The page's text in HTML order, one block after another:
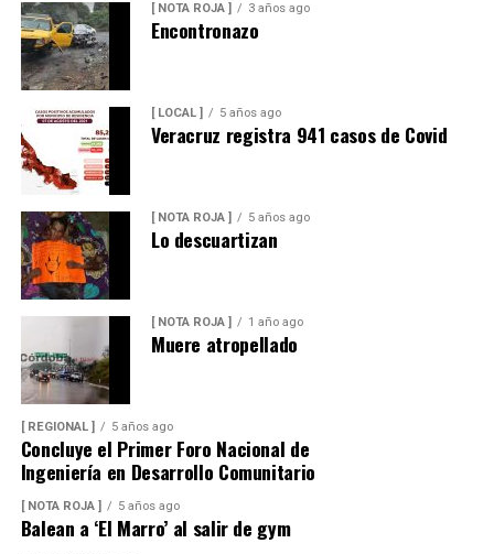
[ NOTA ROJA ] 3 años ago
Encontronazo
[ LOCAL ] 5 años ago
Veracruz registra 941 casos de Covid
[ NOTA ROJA ] 5 años ago
Lo descuartizan
[ NOTA ROJA ] 1 año ago
Muere atropellado
[ REGIONAL ] 5 años ago
Concluye el Primer Foro Nacional de
Ingeniería en Desarrollo Comunitario
[ NOTA ROJA ] 5 años ago
Balean a ‘El Marro’ al salir de gym